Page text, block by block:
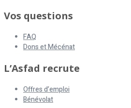
Vos questions
FAQ
Dons et Mécénat
L’Asfad recrute
Offres d’emploi
Bénévolat